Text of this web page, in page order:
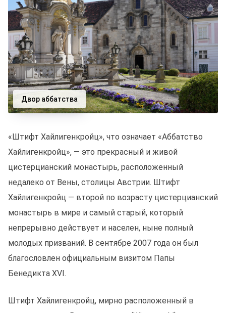
Двор аббатства
«Штифт Хайлигенкройц», что означает «Аббатство
Хайлигенкройц», — это прекрасный и живой
цистерцианский монастырь, расположенный
недалеко от Вены, столицы Австрии. Штифт
Хайлигенкройц — второй по возрасту цистерцианский
монастырь в мире и самый старый, который
непрерывно действует и населен, ныне полный
молодых призваний. В сентябре 2007 года он был
благословлен официальным визитом Папы
Бенедикта XVI.
Штифт Хайлигенкройц, мирно расположенный в